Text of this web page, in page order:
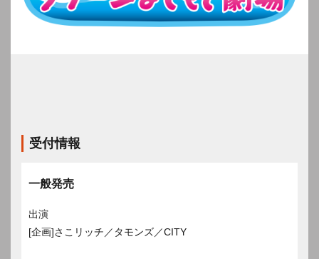
受付情報
一般発売
出演
[企画]さこリッチ／タモンズ／CITY